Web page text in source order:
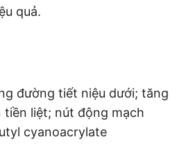
quả.
đường tiết niệu dưới; tăng
tiền liệt; nút động mạch
cyanoacrylate